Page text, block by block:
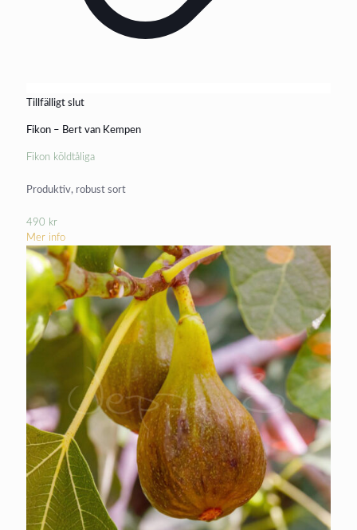
Tillfälligt slut
Fikon – Bert van Kempen
Fikon köldtåliga
Produktiv, robust sort
490 kr
Mer info